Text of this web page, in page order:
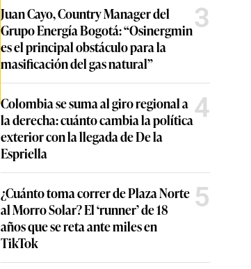
Juan Cayo, Country Manager del
Grupo Energía Bogotá: “Osinergmin
es el principal obstáculo para la
masificación del gas natural”
3
Colombia se suma al giro regional a
la derecha: cuánto cambia la política
exterior con la llegada de De la
Espriella
4
¿Cuánto toma correr de Plaza Norte
al Morro Solar? El ‘runner’ de 18
años que se reta ante miles en
TikTok
5